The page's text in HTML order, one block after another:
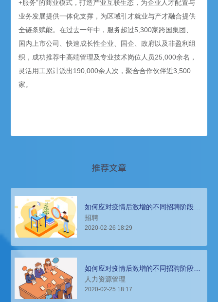
+服务”的商业模式，打造产业互联生态，为企业人才配置与
业务发展提供一体化支撑，为区域引才就业与产才融合提供
全链条赋能。在过去一年中，服务超过5,300家跨国集团、
国内上市公司、快速成长性企业、国企、政府以及非盈利组
织，成功推荐中高端管理及专业技术岗位人员25,000余名，
灵活用工累计派出190,000余人次，聚合合作伙伴近3,500
家。
推荐文章
如何应对疫情后激增的不同招聘阶段的
需求？下
招聘
2020-02-26 18:29
如何应对疫情后激增的不同招聘阶段的
需求？中
人力资源管理
2020-02-25 18:17